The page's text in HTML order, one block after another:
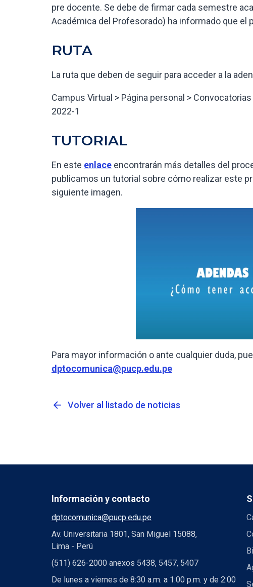
pre docente. Se debe de firmar cada semestre
Académica del Profesorado) ha informado que el
RUTA
La ruta que deben de seguir para acceder a la
Campus Virtual > Página personal >
2022-1
TUTORIAL
En este enlace encontrarán más detalles del
publicamos un tutorial sobre cómo realizar este
siguiente imagen.
Para mayor información o ante cualquier duda,
dptocomunica@pucp.edu.pe
arrow_back Volver al listado de noticias
Información y contacto
dptocomunica@pucp.edu.pe
Av. Universitaria 1801, San Miguel 15088,
Lima - Perú
(511) 626-2000 anexos 5438, 5457, 5407
De lunes a viernes de 8:30 a.m. a 1:00 p.m. y de 2:00